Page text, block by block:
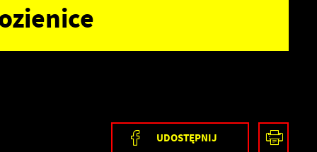
UDOSTĘPNIJ